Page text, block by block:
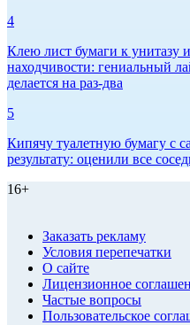
4
Клею лист бумаги к унитазу
находчивости: гениальный
делается на раз-два
5
Кипячу туалетную бумагу с
результату: оценили все
16+
Заказать рекламу
Условия перепечатки
О сайте
Лицензионное
Частые вопросы
Пользовательское